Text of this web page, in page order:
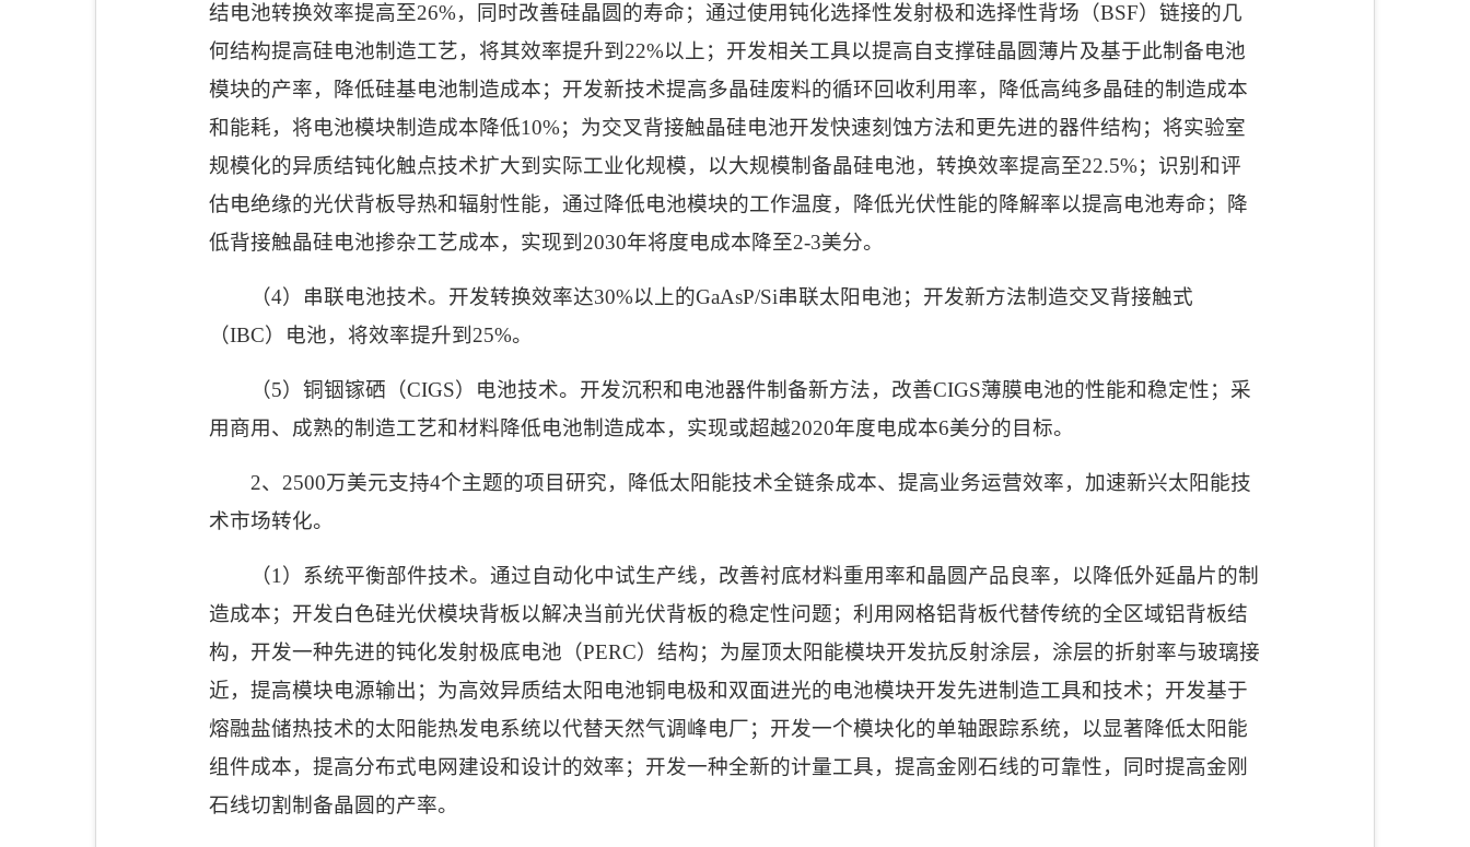
结电池转换效率提高至26%，同时改善硅晶圆的寿命；通过使用钝化选择性发射极和选择性背场（BSF）链接的几
何结构提高硅电池制造工艺，将其效率提升到 22%以上；开发相关工具以提高自支撑硅晶圆薄片及基于此制备电池
模块的产率，降低硅基电池制造成本；开发新技术提高多晶硅废料的循环回收利用率，降低高纯多晶硅的制造成本
和能耗，将电池模块制造成本降低10%；为交叉背接触晶硅电池开发快速刻蚀方法和更先进的器件结构；将实验室
规模化的异质结钝化触点技术扩大到实际工业化规模，以大规模制备晶硅电池，转换效率提高至22.5%；识别和评
估电绝缘的光伏背板导热和辐射性能，通过降低电池模块的工作温度，降低光伏性能的降解率以提高电池寿命；降
低背接触晶硅电池掺杂工艺成本，实现到 2030年将度电成本降至2-3美分。
（4）串联电池技术。开发转换效率达30%以上的GaAsP/Si串联太阳电池；开发新方法制造交叉背接触式
（IBC）电池，将效率提升到 25%。
（5）铜铟镓硒（CIGS）电池技术。开发沉积和电池器件制备新方法，改善CIGS薄膜电池的性能和稳定性；采
用商用、成熟的制造工艺和材料降低电池制造成本，实现或超越2020年度电成本6美分的目标。
2、 2500万美元支持4个主题的项目研究，降低太阳能技术全链条成本、提高业务运营效率，加速新兴太阳能技
术市场转化。
（1 ）系统平衡部件技术。通过自动化中试生产线，改善衬底材料重用率和晶圆产品良率，以降低外延晶片的制
造成本；开发白色硅光伏模块背板以解决当前光伏背板的稳定性问题；利用网格铝背板代替传统的全区域铝背板结
构，开发一种先进的钝化发射极底电池（PERC）结构；为屋顶太阳能模块开发抗反射涂层，涂层的折射率与玻璃接
近，提高模块电源输出；为高效异质结太阳电池铜电极和双面进光的电池模块开发先进制造工具和技术；开发基于
熔融盐储热技术的太阳能热发电系统以代替天然气调峰电厂；开发一个模块化的单轴跟踪系统，以显著降低太阳能
组件成本，提高分布式电网建设和设计的效率；开发一种全新的计量工具，提高金刚石线的可靠性，同时提高金刚
石线切割制备晶圆的产率。